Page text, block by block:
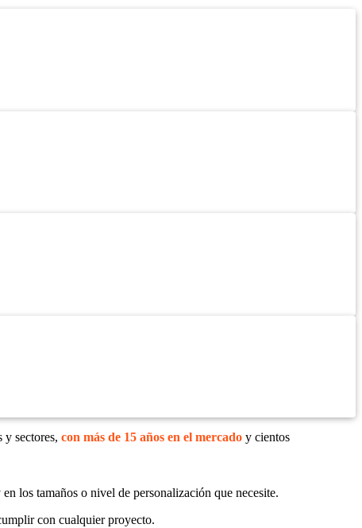
y sectores,con más de 15 años en el mercado y cientos
los tamaños o nivel de personalización que necesite.
con cualquier proyecto.